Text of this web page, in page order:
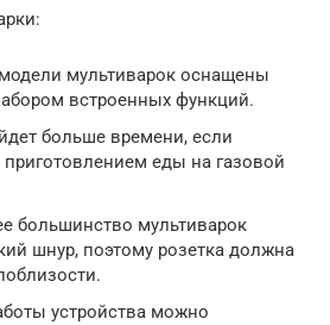
мультиварок оснащены
встроенных функций.
больше времени, если
приготовлением еды на газовой
большинство мультиварок
шнур, поэтому розетка должна
устройства можно